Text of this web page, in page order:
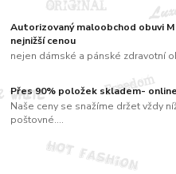
Autorizovaný maloobchod obuvi
nejnižší cenou
nejen dámské a pánské zdravotní
Přes 90% položek skladem-
Naše ceny se snažíme držet vždy
poštovné....